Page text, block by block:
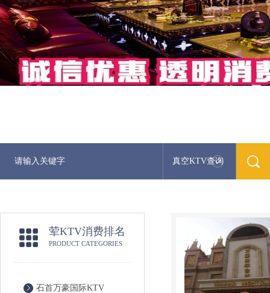
真空KTV查询
荤KTV消费排名
PRODUCT CATEGORIES
石首万豪国际KTV